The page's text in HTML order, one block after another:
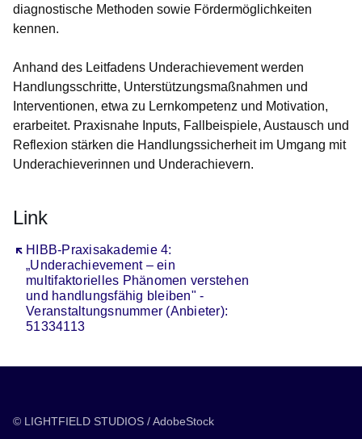
diagnostische Methoden sowie Fördermöglichkeiten
kennen.
Anhand des Leitfadens Underachievement werden
Handlungsschritte, Unterstützungsmaßnahmen und
Interventionen, etwa zu Lernkompetenz und Motivation,
erarbeitet. Praxisnahe Inputs, Fallbeispiele, Austausch und
Reflexion stärken die Handlungssicherheit im Umgang mit
Underachieverinnen und Underachievern.
Link
HIBB-Praxisakademie 4:
„Underachievement – ein
multifaktorielles Phänomen verstehen
und handlungsfähig bleiben" -
Veranstaltungsnummer (Anbieter):
51334113
Öffnet sich in einem neuen Fenster
© LIGHTFIELD STUDIOS / AdobeStock